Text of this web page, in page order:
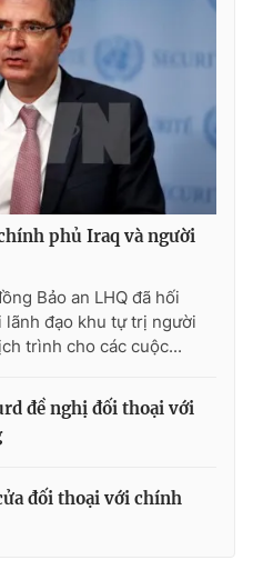
điện tử số 483/GP-BTTTT
Hạnh, Phạm Quốc Thắng,
897 897
phủ Iraq và người
Bảo an LHQ đã hối
đạo khu tự trị người
trình cho các cuộc...
đề nghị đối thoại với
đối thoại với chính